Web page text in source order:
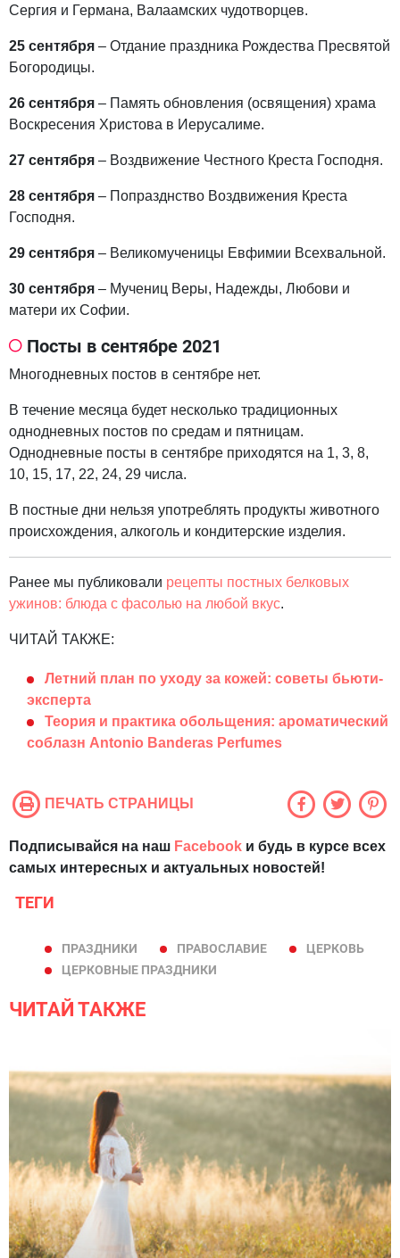
Сергия и Германа, Валаамских чудотворцев.
25 сентября – Отдание праздника Рождества Пресвятой
Богородицы.
26 сентября – Память обновления (освящения) храма
Воскресения Христова в Иерусалиме.
27 сентября – Воздвижение Честного Креста Господня.
28 сентября – Попразднство Воздвижения Креста
Господня.
29 сентября – Великомученицы Евфимии Всехвальной.
30 сентября – Мучениц Веры, Надежды, Любови и
матеpи их Софии.
Посты в сентябре 2021
Многодневных постов в сентябре нет.
В течение месяца будет несколько традиционных
однодневных постов по средам и пятницам.
Однодневные посты в сентябре приходятся на 1, 3, 8,
10, 15, 17, 22, 24, 29 числа.
В постные дни нельзя употреблять продукты животного
происхождения, алкоголь и кондитерские изделия.
Ранее мы публиковали рецепты постных белковых
ужинов: блюда с фасолью на любой вкус.
ЧИТАЙ ТАКЖЕ:
Летний план по уходу за кожей: советы бьюти-
эксперта
Теория и практика обольщения: ароматический
соблазн Antonio Banderas Perfumes
ПЕЧАТЬ СТРАНИЦЫ
Подписывайся на наш Facebook и будь в курсе всех
самых интересных и актуальных новостей!
ТЕГИ
ПРАЗДНИКИ ПРАВОСЛАВИЕ
ЦЕРКОВЬ
ЦЕРКОВНЫЕ ПРАЗДНИКИ
ЧИТАЙ ТАКЖЕ